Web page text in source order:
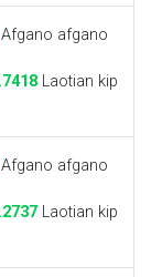
Afgano afgano
Laotian kip
Afgano afgano
Laotian kip